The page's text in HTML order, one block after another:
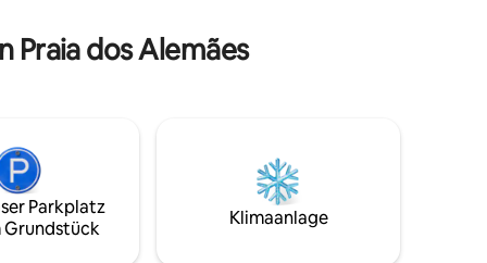
und Küche schaffen ein besonderes
Raumgefühl. Belo Sol liegt nur 7
Praia dos Alemães
Parkplatz
Grundstück
Klimaanlage